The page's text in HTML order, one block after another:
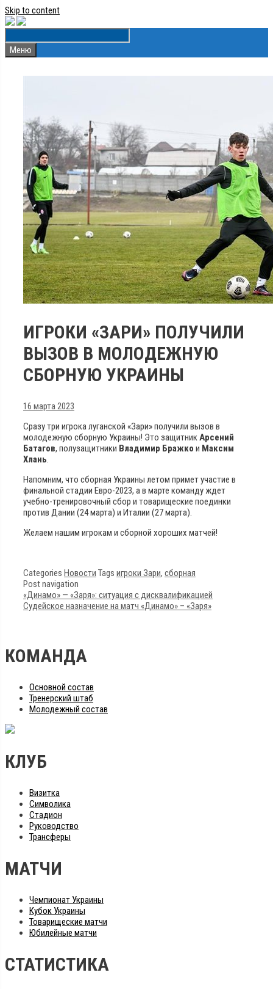
Skip to content
Меню
ИГРОКИ «ЗАРИ» ПОЛУЧИЛИ
ВЫЗОВ В МОЛОДЕЖНУЮ
СБОРНУЮ УКРАИНЫ
16 марта 2023
Сразу три игрока луганской «Зари» получили вызов в
молодежную сборную Украины! Это защитникАрсений
Батагов, полузащитники Владимир Бражко и Максим
Хлань.
Напомним, что сборная Украины летом примет участие в
финальной стадии Евро-2023, а в марте команду ждет
учебно-тренировочный сбор и товарищеские поединки
против Дании (24 марта) и Италии (27 марта).
Желаем нашим игрокам и сборной хороших матчей!
Categories Новости Tags игроки Зари, сборная
Post navigation
«Динамо» — «Заря»: ситуация с дисквалификацией
Судейское назначение на матч «Динамо» – «Заря»
КОМАНДА
Основной состав
Тренерский штаб
Молодежный состав
КЛУБ
Визитка
Символика
Стадион
Руководство
Трансферы
МАТЧИ
Чемпионат Украины
Кубок Украины
Товарищеские матчи
Юбилейные матчи
СТАТИСТИКА